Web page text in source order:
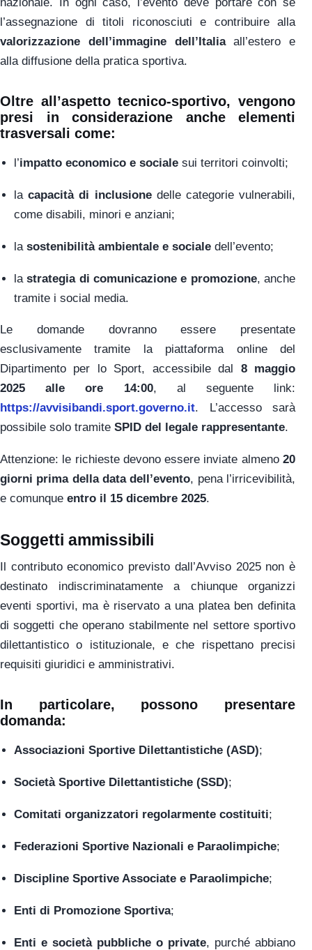
l’assegnazione di titoli riconosciuti e contribuire alla
valorizzazione dell’immagine dell’Italiaall’estero e
alla diffusione della pratica sportiva.
Oltre all’aspetto tecnico-sportivo, vengono
presi in considerazione anche elementi
trasversali come:
l’impatto economico e sociale sui territori coinvolti;
lacapacità di inclusionedelle categorie vulnerabili,
come disabili, minori e anziani;
la sostenibilità ambientale e sociale dell’evento;
lastrategia di comunicazione e promozione, anche
tramite i social media.
Le domande dovranno essere presentate
esclusivamente tramite la piattaforma online del
Dipartimento per lo Sport, accessibile dal 8 maggio
2025 alle ore 14:00, al seguente link:
https://avvisibandi.sport.governo.it. L’accesso sarà
possibile solo tramite SPID del legale rappresentante.
Attenzione: le richieste devono essere inviate almeno 20
giorni prima della data dell’evento, pena l’irricevibilità,
e comunque entro il 15 dicembre 2025.
Soggetti ammissibili
Il contributo economico previsto dall’Avviso 2025 non è
destinato indiscriminatamente a chiunque organizzi
eventi sportivi, ma è riservato a una platea ben definita
di soggetti che operano stabilmente nel settore sportivo
dilettantistico o istituzionale, e che rispettano precisi
requisiti giuridici e amministrativi.
In particolare, possono presentare
domanda:
Associazioni Sportive Dilettantistiche (ASD);
Società Sportive Dilettantistiche (SSD);
Comitati organizzatori regolarmente costituiti;
Federazioni Sportive Nazionali e Paraolimpiche;
Discipline Sportive Associate e Paraolimpiche;
Enti di Promozione Sportiva;
Enti e società pubbliche o private, purché abbiano